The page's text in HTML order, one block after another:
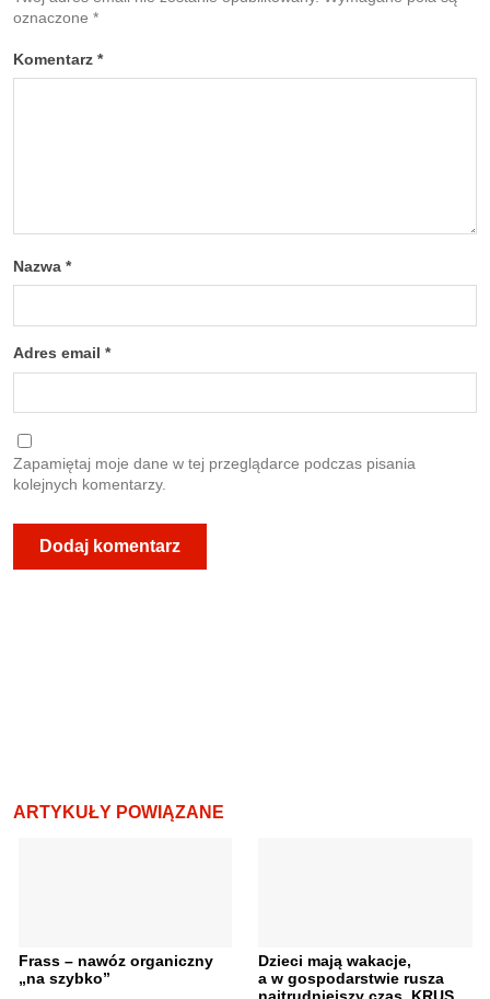
oznaczone *
Komentarz *
Nazwa *
Adres email *
Zapamiętaj moje dane w tej przeglądarce podczas pisania
kolejnych komentarzy.
ARTYKUŁY POWIĄZANE
Frass – nawóz organiczny
„na szybko”
Dzieci mają wakacje,
a w gospodarstwie rusza
najtrudniejszy czas. KRUS